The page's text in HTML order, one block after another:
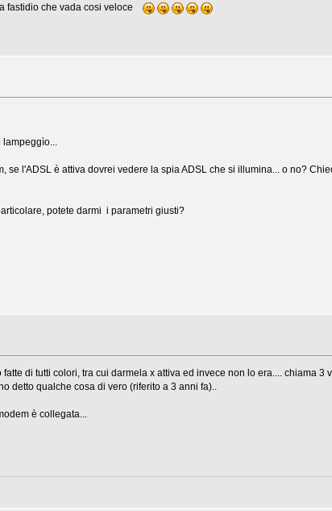
fastidio che vada cosi veloce
l'ADSL è attiva dovrei vedere la spia ADSL che si illumina... o no?
potete darmi i parametri giusti?
di tutti colori, tra cui darmela x attiva ed invece non lo era.... chiama 3
detto qualche cosa di vero (riferito a 3 anni fa)..
è collegata...